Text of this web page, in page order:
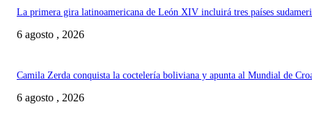
La primera gira latinoamericana de León XIV incluirá tres países
6 agosto , 2026
Camila Zerda conquista la coctelería boliviana y apunta al Mundial de
6 agosto , 2026